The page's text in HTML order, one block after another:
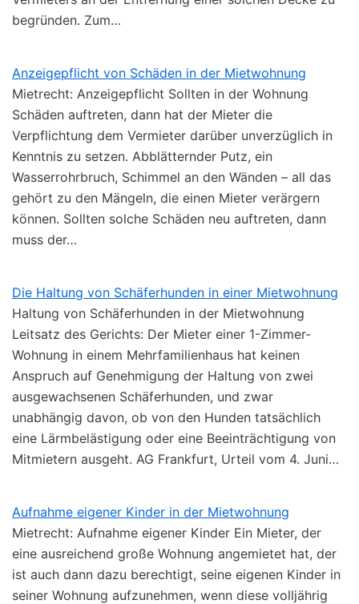
begründen. Zum…
Anzeigepflicht von Schäden in der Mietwohnung
Mietrecht: Anzeigepflicht Sollten in der Wohnung
Schäden auftreten, dann hat der Mieter die
Verpflichtung dem Vermieter darüber unverzüglich in
Kenntnis zu setzen. Abblätternder Putz, ein
Wasserrohrbruch, Schimmel an den Wänden – all das
gehört zu den Mängeln, die einen Mieter verärgern
können. Sollten solche Schäden neu auftreten, dann
muss der…
Die Haltung von Schäferhunden in einer Mietwohnung
Haltung von Schäferhunden in der Mietwohnung
Leitsatz des Gerichts: Der Mieter einer 1-Zimmer-
Wohnung in einem Mehrfamilienhaus hat keinen
Anspruch auf Genehmigung der Haltung von zwei
ausgewachsenen Schäferhunden, und zwar
unabhängig davon, ob von den Hunden tatsächlich
eine Lärmbelästigung oder eine Beeinträchtigung von
Mitmietern ausgeht. AG Frankfurt, Urteil vom 4. Juni…
Aufnahme eigener Kinder in der Mietwohnung
Mietrecht: Aufnahme eigener Kinder Ein Mieter, der
eine ausreichend große Wohnung angemietet hat, der
ist auch dann dazu berechtigt, seine eigenen Kinder in
seiner Wohnung aufzunehmen, wenn diese volljährig